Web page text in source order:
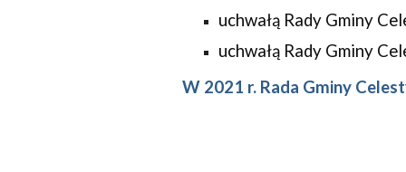
uchwałą Rady Gminy
uchwałą Rady Gminy
W 2021 r. Rada Gminy